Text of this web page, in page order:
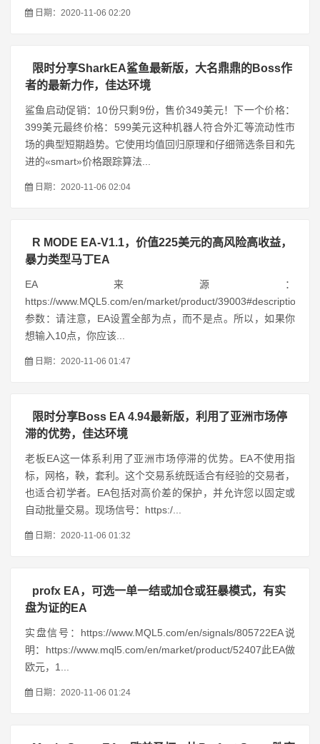
日期：2020-11-06 02:20
限时分享SharkEA鲨鱼最新版，大名鼎鼎的Boss作
者的最新力作，佳达环境
鲨鱼启动促销：10份只剩9份，售价349美元！下一个价格：
399美元最终价格：599美元这种机器人符合外汇等流动性市
场的典型短期趋势。它使用均值回归原理和仔细筛选条目和先
进的«smart»价格跟踪算法...
日期：2020-11-06 02:04
R MODE EA-V1.1，价值225美元的高风险高收益，
暴力类型马丁EA
EA来源：
https://www.MQL5.com/en/market/product/39003#descriptionEA
参数：请注意，EA设置全部为点，而不是点。所以，如果你
想输入10点，你应该...
日期：2020-11-06 01:47
限时分享Boss EA 4.94最新版，利用了亚洲市场停
滞的优势，佳达环境
老板EA这一体系利用了亚洲市场停滞的优势。EA不使用指
标，网格，鞅，套利。这个交易系统既适合有经验的交易者，
也适合初学者。EA包括对高价差的保护，并允许您以固定或
自动批量交易。现场信号：https:/...
日期：2020-11-06 01:32
profx EA，可选一单一结或加仓或狂暴模式，有实
盘为证的EA
实盘信号：https://www.MQL5.com/en/signals/805722EA说
明：https://www.mql5.com/en/market/product/52407此EA做
欧元，1...
日期：2020-11-06 01:24